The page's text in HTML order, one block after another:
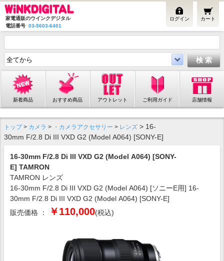
家電通販のウインクデジタル
電話番号 03-5603-6401
カート
ログイン
新着商品 おすすめ商品 アウトレット ご利用ガイド 店舗情報
トップ> カメラ > ・カメラアクセサリー > レンズ > 16-
30mm F/2.8 Di III VXD G2 (Model A064) [SONY-E]
16-30mm F/2.8 Di III VXD G2 (Model A064) [SONY-
E] TAMRON
TAMRON レンズ
16-30mm F/2.8 Di III VXD G2 (Model A064) [ソニーE用] 16-
30mm F/2.8 Di III VXD G2 (Model A064) [SONY-E]
販売価格 ：
￥110,000(税込)